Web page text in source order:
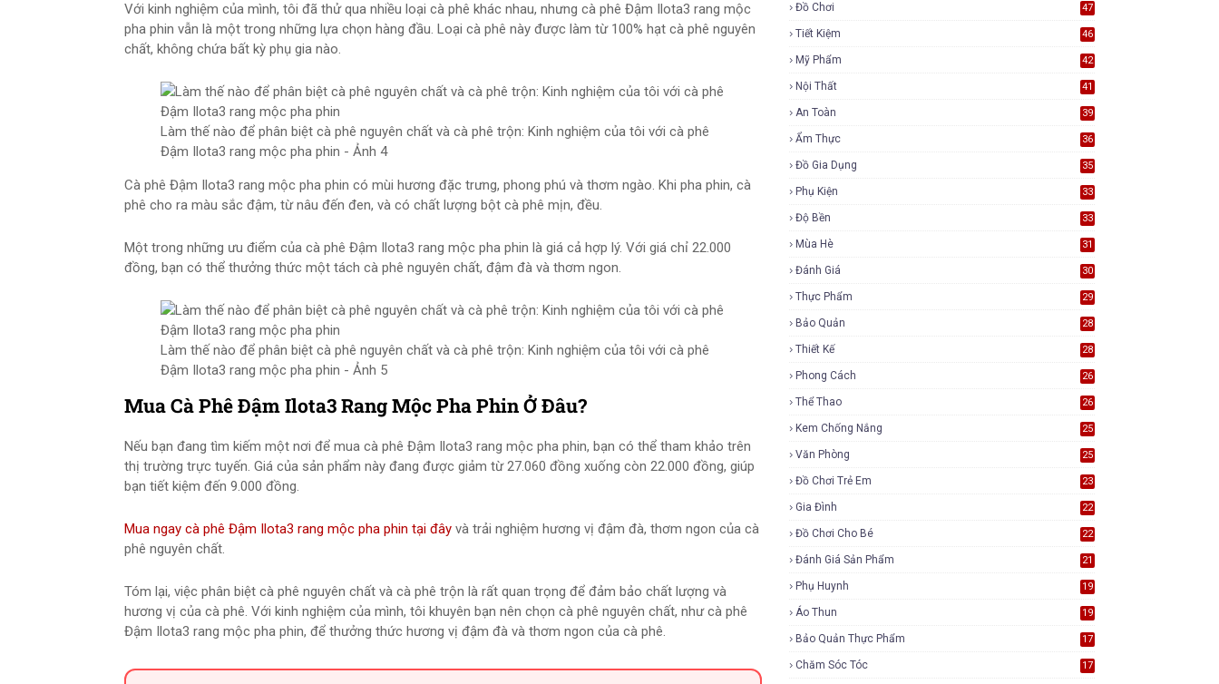
Với kinh nghiệm của mình, tôi đã thử qua nhiều loại cà phê khác nhau, nhưng cà phê Đậm Ilota3 rang mộc
pha phin vẫn là một trong những lựa chọn hàng đầu. Loại cà phê này được làm từ 100% hạt cà phê nguyên
chất, không chứa bất kỳ phụ gia nào.
Làm thế nào để phân biệt cà phê nguyên chất và cà phê trộn: Kinh nghiệm của tôi với cà phê
Đậm Ilota3 rang mộc pha phin - Ảnh 4
Cà phê Đậm Ilota3 rang mộc pha phin có mùi hương đặc trưng, phong phú và thơm ngào. Khi pha phin, cà
phê cho ra màu sắc đậm, từ nâu đến đen, và có chất lượng bột cà phê mịn, đều.
Một trong những ưu điểm của cà phê Đậm Ilota3 rang mộc pha phin là giá cả hợp lý. Với giá chỉ 22.000
đồng, bạn có thể thưởng thức một tách cà phê nguyên chất, đậm đà và thơm ngon.
Làm thế nào để phân biệt cà phê nguyên chất và cà phê trộn: Kinh nghiệm của tôi với cà phê
Đậm Ilota3 rang mộc pha phin - Ảnh 5
Mua Cà Phê Đậm Ilota3 Rang Mộc Pha Phin Ở Đâu?
Nếu bạn đang tìm kiếm một nơi để mua cà phê Đậm Ilota3 rang mộc pha phin, bạn có thể tham khảo trên
thị trường trực tuyến. Giá của sản phẩm này đang được giảm từ 27.060 đồng xuống còn 22.000 đồng, giúp
bạn tiết kiệm đến 9.000 đồng.
Mua ngay cà phê Đậm Ilota3 rang mộc pha phin tại đây và trải nghiệm hương vị đậm đà, thơm ngon của cà
phê nguyên chất.
Tóm lại, việc phân biệt cà phê nguyên chất và cà phê trộn là rất quan trọng để đảm bảo chất lượng và
hương vị của cà phê. Với kinh nghiệm của mình, tôi khuyên bạn nên chọn cà phê nguyên chất, như cà phê
Đậm Ilota3 rang mộc pha phin, để thưởng thức hương vị đậm đà và thơm ngon của cà phê.
Đồ Chơi 47
Tiết Kiệm 46
Mỹ Phẩm 42
Nội Thất 41
An Toàn 39
Ẩm Thực 36
Đồ Gia Dụng 35
Phụ Kiện 33
Độ Bền 33
Mùa Hè 31
Đánh Giá 30
Thực Phẩm 29
Bảo Quản 28
Thiết Kế 28
Phong Cách 26
Thể Thao 26
Kem Chống Nắng 25
Văn Phòng 25
Đồ Chơi Trẻ Em 23
Gia Đình 22
Đồ Chơi Cho Bé 22
Đánh Giá Sản Phẩm 21
Phụ Huynh 19
Áo Thun 19
Bảo Quản Thực Phẩm 17
Chăm Sóc Tóc 17